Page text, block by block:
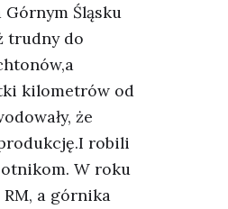
Śląsku
trudny do
kilometrów od
że
robili
W roku
a górnika